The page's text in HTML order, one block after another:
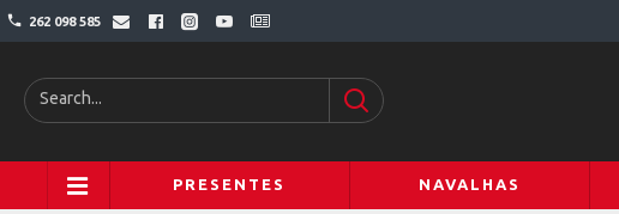
262 098 585
PRESENTES NAVALHAS